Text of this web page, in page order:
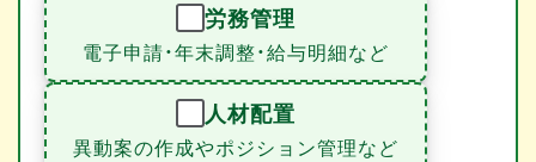
労務管理
電子申請・年末調整・給与明細など
人材配置
異動案の作成やポジション管理など